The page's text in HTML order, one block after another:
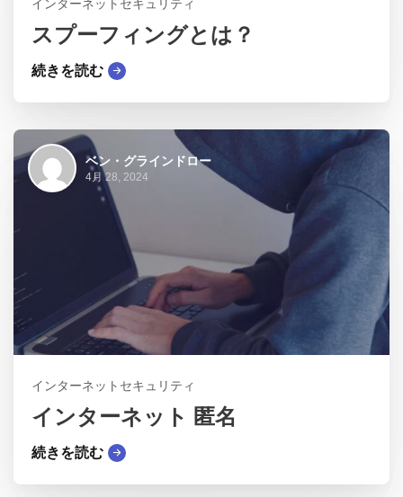
インターネットセキュリティ
スプーフィングとは？
続きを読む
ベン・グラインドロー
4月 28, 2024
インターネットセキュリティ
インターネット 匿名
続きを読む